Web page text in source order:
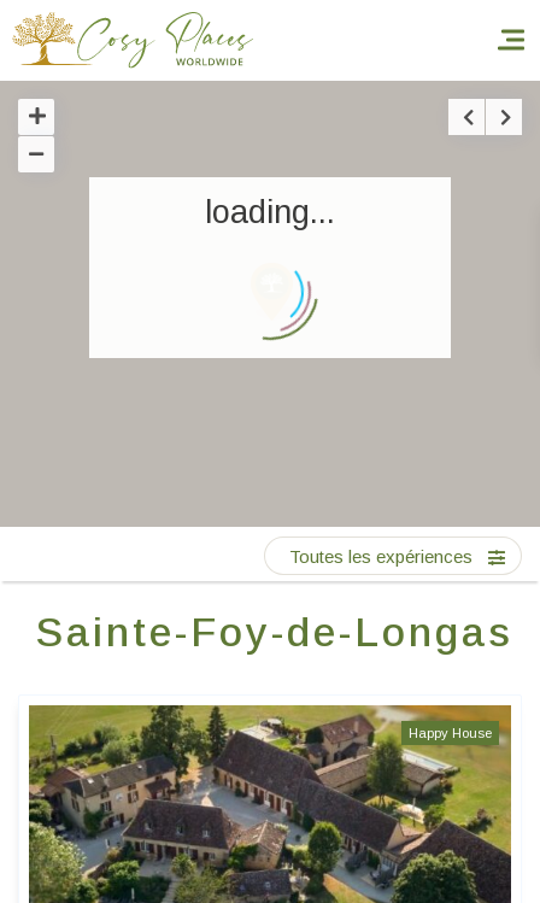
Accueil
Réserver un séjour
Nos adresses dans le monde
FR
loading...
Sainte-Foy-de-Longas
Toutes les expériences
Happy House